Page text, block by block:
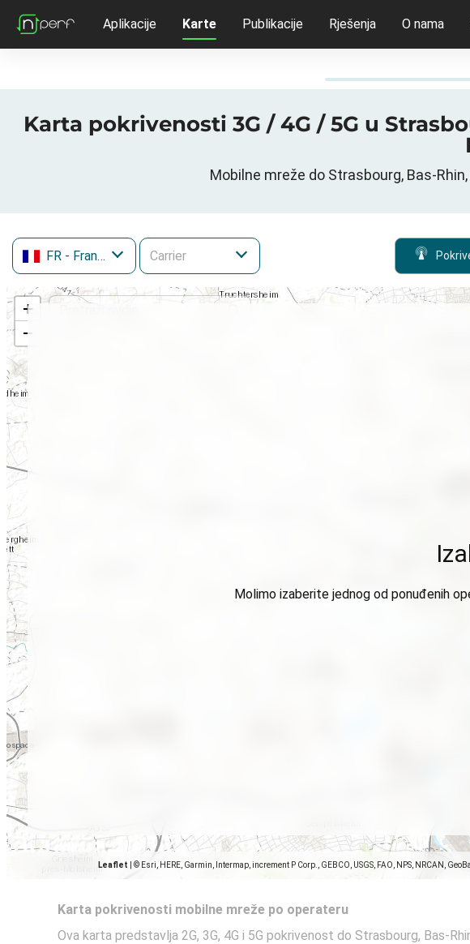
Aplikacije Karte Publikacije Rješenja O nama
Karta pokrivenosti 3G / 4G / 5G u
Mobilne mreže do Strasbourg, Bas-
FR - Francuska
+
−
Leaflet © Esri, HERE, Garmin, Intermap, increment P Corp., GEBCO, USGS, FAO, NPS, NRCAN,
Molimo izaberite jednog od ponuđenih
Karta pokrivenosti mobilne mreže po operateru
Ova karta predstavlja 2G, 3G, 4G i 5G pokrivenost do Strasbourg, Bas-